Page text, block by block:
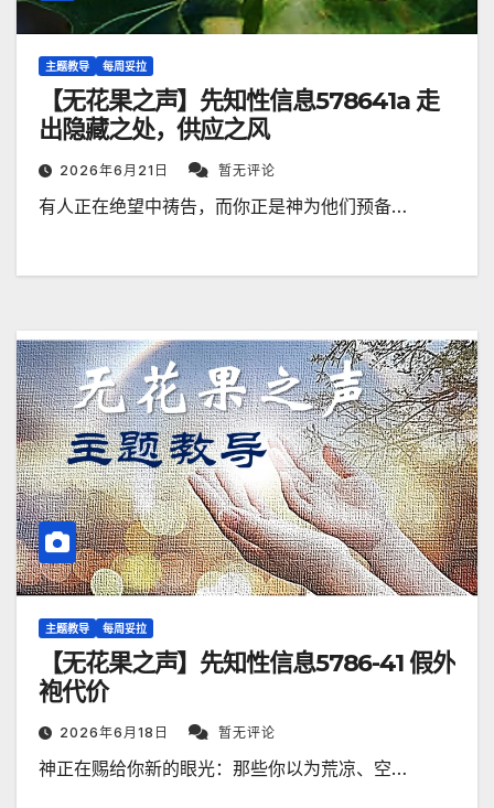
主题教导 每周妥拉
【无花果之声】先知性信息578641a 走
出隐藏之处，供应之风
2026年6月21日 暂无评论
有人正在绝望中祷告，而你正是神为他们预备…
主题教导 每周妥拉
【无花果之声】先知性信息5786-41 假外
袍代价
2026年6月18日 暂无评论
神正在赐给你新的眼光：那些你以为荒凉、空…